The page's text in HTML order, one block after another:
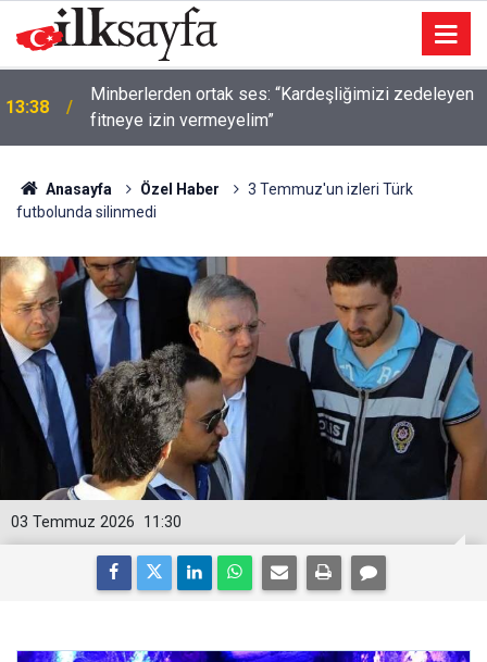
13:38
Minberlerden ortak ses: “Kardeşliğimizi zedeleyen
fitneye izin vermeyelim”
Anasayfa Özel Haber
3 Temmuz'un izleri Türk
futbolunda silinmedi
11:30
03 Temmuz 2026